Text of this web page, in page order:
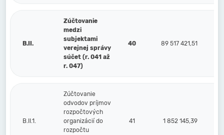
B.II.
Zúčtovanie
medzi
subjektami
verejnej správy
súčet (r. 041 až
r. 047)
40 89 517 421,51
B.II.1.
Zúčtovanie
odvodov príjmov
rozpočtových
organizácií do
rozpočtu
41 1 852 145,39